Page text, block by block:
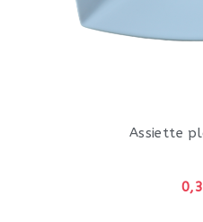
Assiette